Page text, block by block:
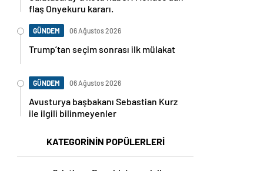
flaş Onyekuru kararı.
GÜNDEM 06 Ağustos 2026
Trump’tan seçim sonrası ilk mülakat
GÜNDEM 06 Ağustos 2026
Avusturya başbakanı Sebastian Kurz
ile ilgili bilinmeyenler
KATEGORİNİN POPÜLERLERİ